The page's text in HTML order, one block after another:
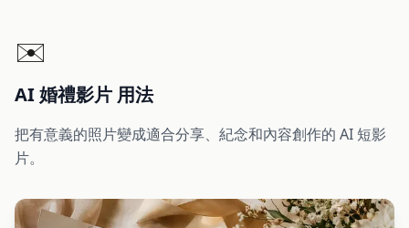
✉️
AI 婚禮影片 用法
把有意義的照片變成適合分享、紀念和內容創作的 AI 短影
片。